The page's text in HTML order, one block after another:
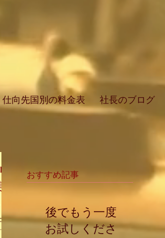
仕向先国別の料金表 社長のブログ
おすすめ記事
後でもう一度
お試しくださ